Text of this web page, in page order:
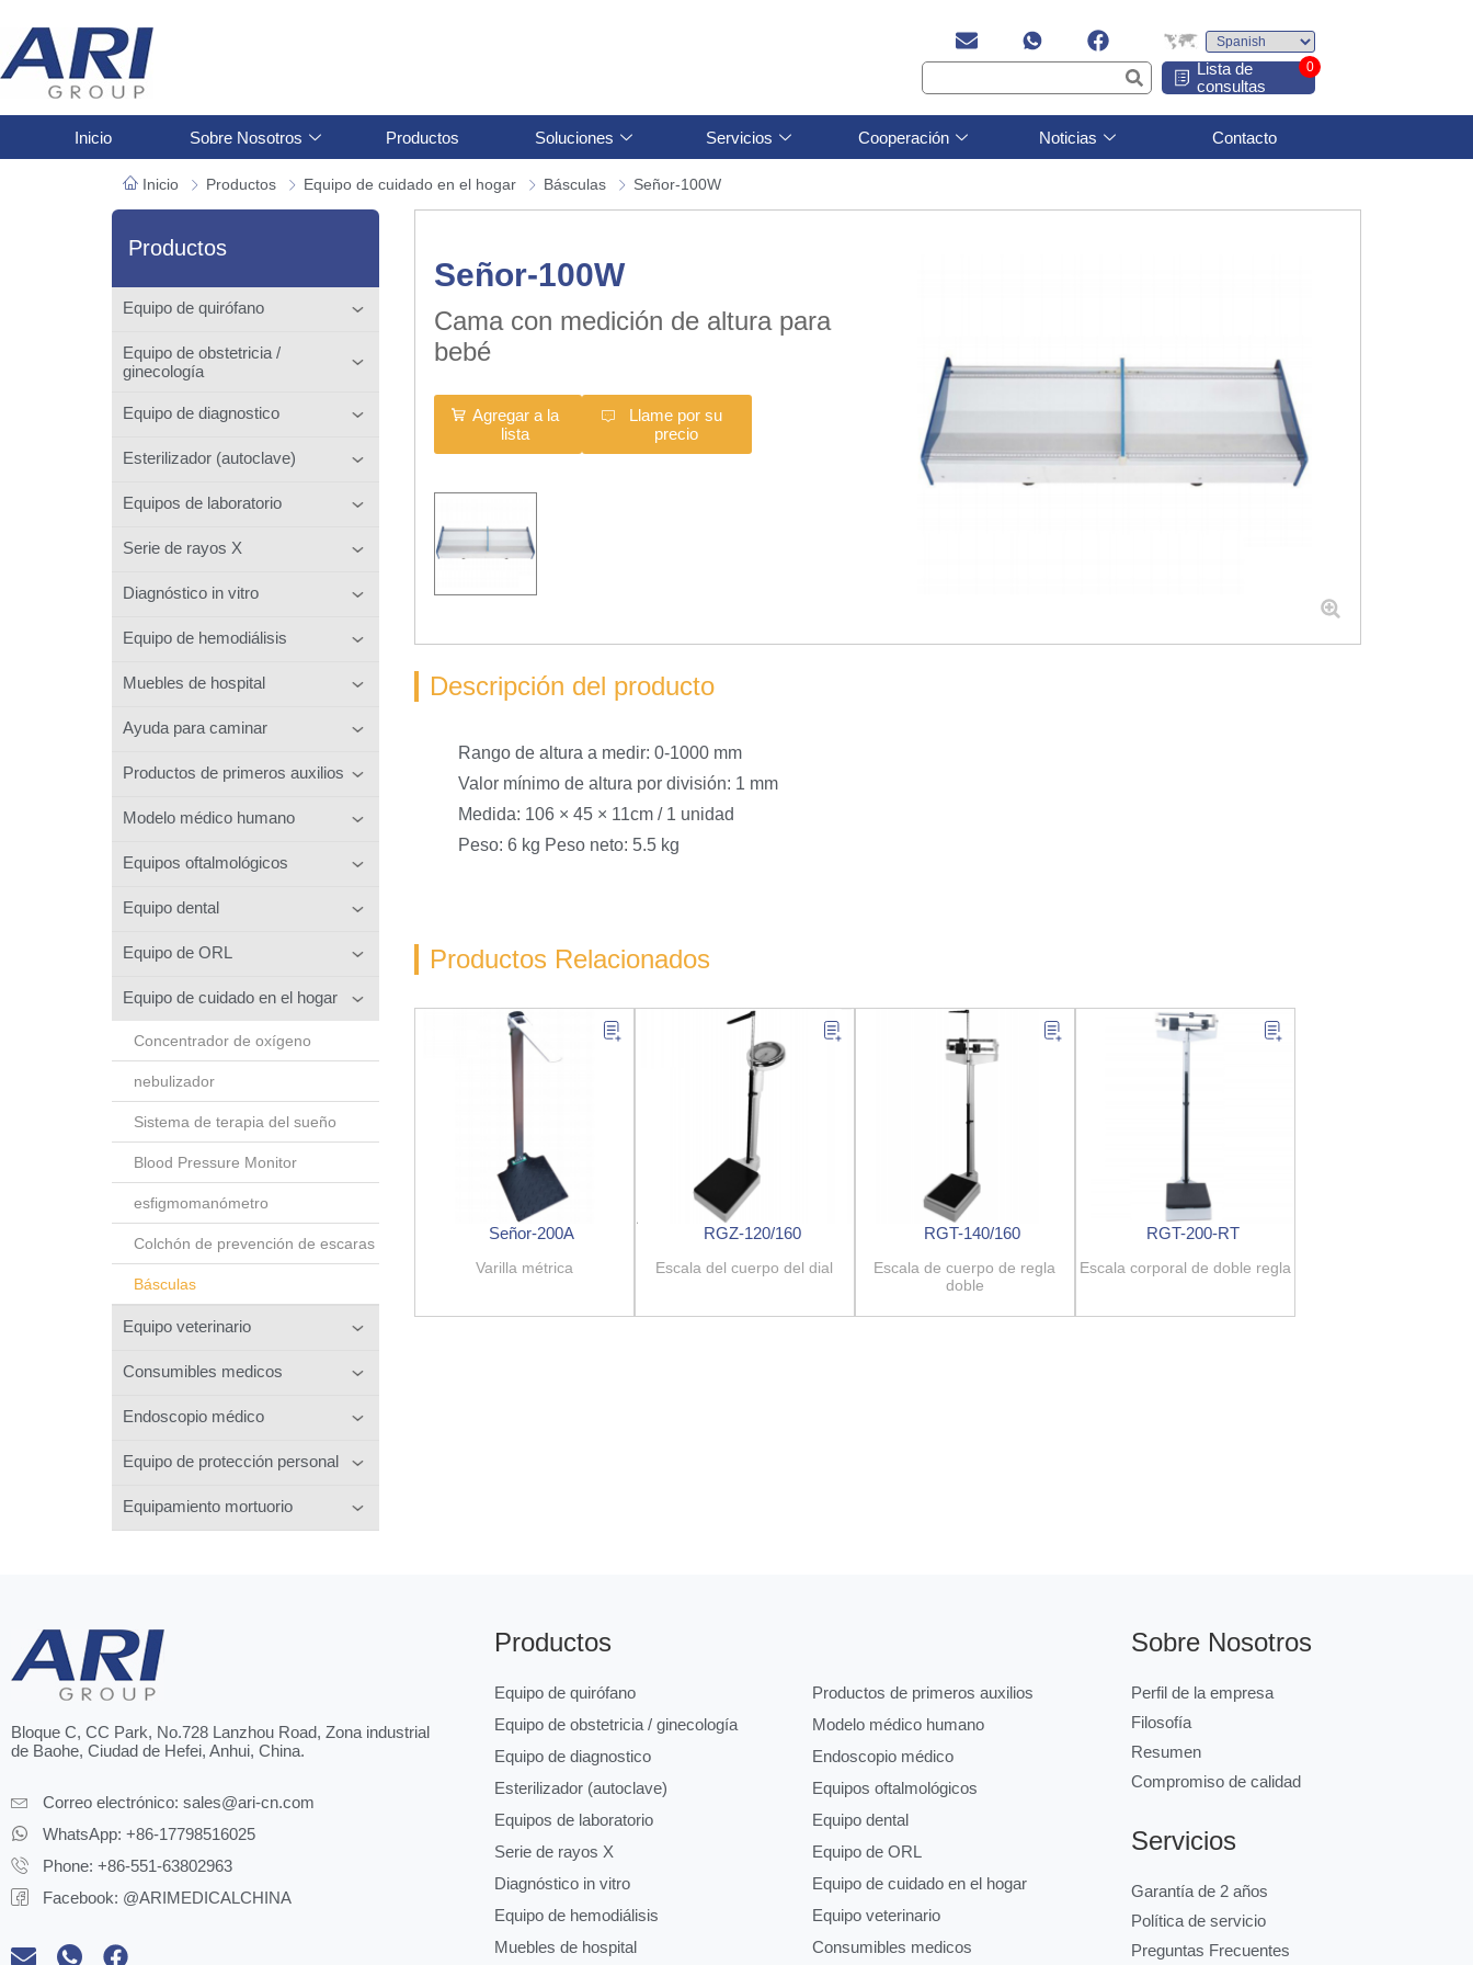
Lista de
consultas
0
Inicio Sobre Nosotros Productos Soluciones Servicios Cooperación Noticias Contacto
Inicio Productos Equipo de cuidado en el hogar Básculas Señor-100W
Productos
Equipo de quirófano
Equipo de obstetricia /
ginecología
Equipo de diagnostico
Esterilizador (autoclave)
Equipos de laboratorio
Serie de rayos X
Diagnóstico in vitro
Equipo de hemodiálisis
Muebles de hospital
Ayuda para caminar
Productos de primeros auxilios
Modelo médico humano
Equipos oftalmológicos
Equipo dental
Equipo de ORL
Equipo de cuidado en el hogar
Concentrador de oxígeno
nebulizador
Sistema de terapia del sueño
Blood Pressure Monitor
esfigmomanómetro
Colchón de prevención de escaras
Básculas
Equipo veterinario
Consumibles medicos
Endoscopio médico
Equipo de protección personal
Equipamiento mortuorio
Señor-100W
Cama con medición de altura para
bebé
Agregar a la
lista
Llame por su
precio
Descripción del producto
Rango de altura a medir: 0-1000 mm
Valor mínimo de altura por división: 1 mm
Medida: 106 × 45 × 11cm / 1 unidad
Peso: 6 kg Peso neto: 5.5 kg
Productos Relacionados
Señor-200A
Varilla métrica
RGZ-120/160
Escala del cuerpo del dial
RGT-140/160
Escala de cuerpo de regla
doble
RGT-200-RT
Escala corporal de doble regla
Bloque C, CC Park, No.728 Lanzhou Road, Zona industrial
de Baohe, Ciudad de Hefei, Anhui, China.
Correo electrónico: sales@ari-cn.com
WhatsApp: +86-17798516025
Phone: +86-551-63802963
Facebook: @ARIMEDICALCHINA
Productos
Equipo de quirófano
Equipo de obstetricia / ginecología
Equipo de diagnostico
Esterilizador (autoclave)
Equipos de laboratorio
Serie de rayos X
Diagnóstico in vitro
Equipo de hemodiálisis
Muebles de hospital
Productos de primeros auxilios
Modelo médico humano
Endoscopio médico
Equipos oftalmológicos
Equipo dental
Equipo de ORL
Equipo de cuidado en el hogar
Equipo veterinario
Consumibles medicos
Sobre Nosotros
Perfil de la empresa
Filosofía
Resumen
Compromiso de calidad
Servicios
Garantía de 2 años
Política de servicio
Preguntas Frecuentes